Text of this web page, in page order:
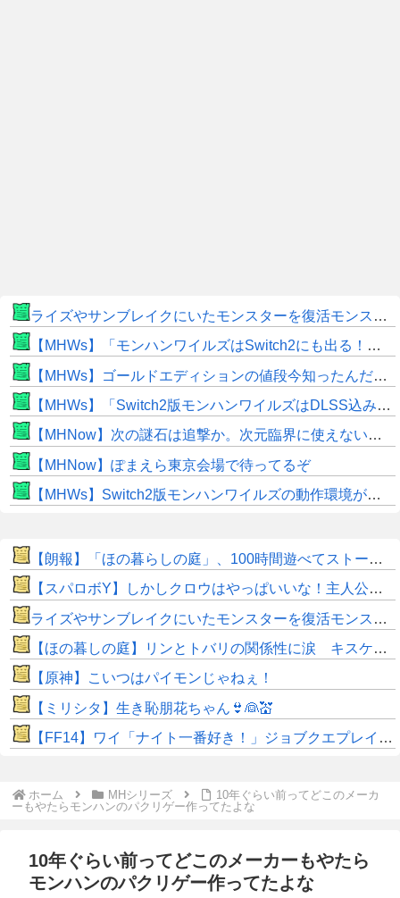
ライズやサンブレイクにいたモンスターを復活モンスターと呼ぶのはやめよう
【MHWs】「モンハンワイルズはSwitch2にも出る！」👈こいつにかけたい言葉ｗｗｗｗｗｗｗｗｗ
【MHWs】ゴールドエディションの値段今知ったんだけどやっっっっっっすwwwww
【MHWs】「Switch2版モンハンワイルズはDLSS込みで最大1440p動作」
【MHNow】次の謎石は追撃か。次元臨界に使えない時点で闘気活性以下のスキルだわ
【MHNow】ぽまえら東京会場で待ってるぞ
【MHWs】Switch2版モンハンワイルズの動作環境が判明！
【朗報】「ほの暮らしの庭」、100時間遊べてストーリーも面白いスタバレの上位互換だとまじで好評
【スパロボY】しかしクロウはやっぱいいな！主人公として魅力的すぎる…！
ライズやサンブレイクにいたモンスターを復活モンスターと呼ぶのはやめよう
【ほの暮しの庭】リンとトバリの関係性に涙 キスケの株も急上昇
【原神】こいつはパイモンじゃねぇ！
【ミリシタ】生き恥朋花ちゃん👙👰💒
【FF14】ワイ「ナイト一番好き！」ジョブクエプレイ後「虚無すぎて泣ける…」←他ジョブなんて◯◯だぜw
ホーム MHシリーズ
10年ぐらい前ってどこのメーカ
ーもやたらモンハンのパクリゲー作ってたよな
10年ぐらい前ってどこのメーカーもやたら
モンハンのパクリゲー作ってたよな